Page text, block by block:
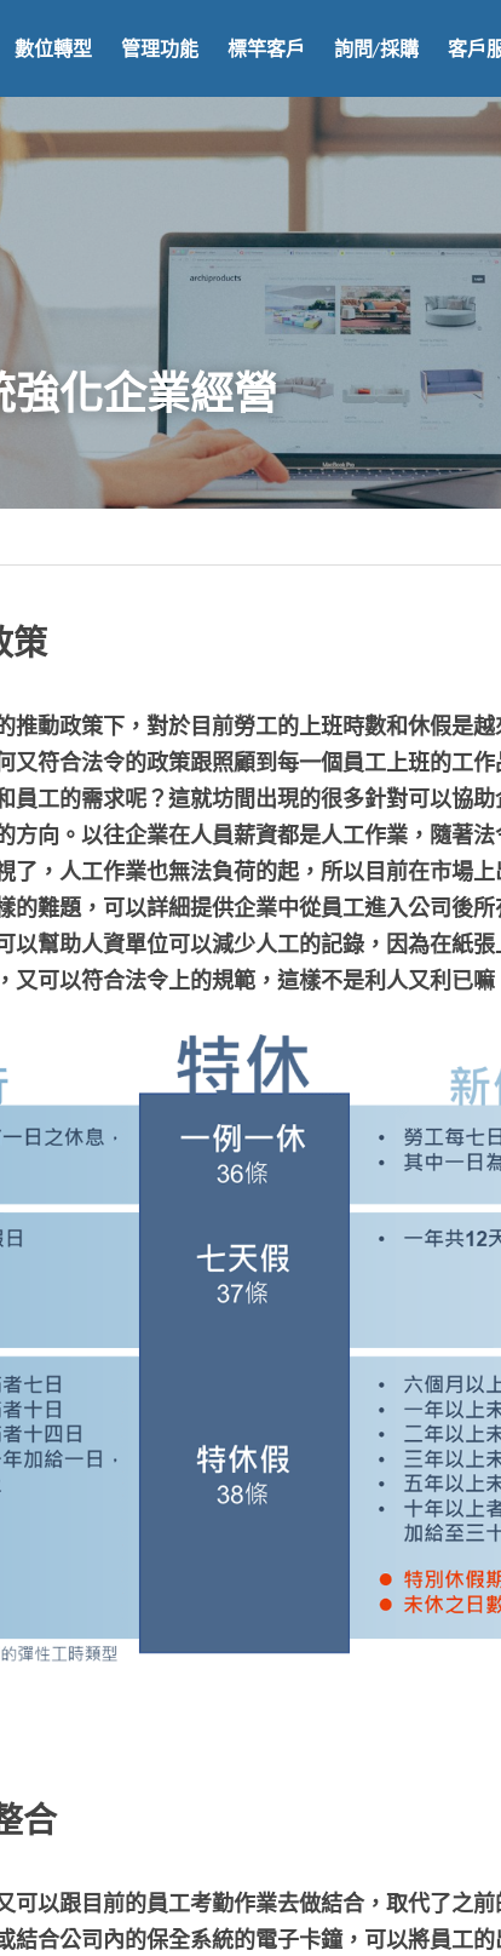
數位轉型 管理功能 標竿客戶 詢問/採購 客戶
化企業經營
策
推動政策下，對於目前勞工的上班時數和休假是
又符合法令的政策跟照顧到每一個員工上班的工
員工的需求呢？這就坊間出現的很多針對可以協
方向。以往企業在人員薪資都是人工作業，隨著
了，人工作業也無法負荷的起，所以目前在市場
的難題，可以詳細提供企業中從員工進入公司後
以幫助人資單位可以減少人工的記錄，因為在紙
又可以符合法令上的規範，這樣不是利人又利已嘛
合
可以跟目前的員工考勤作業去做結合，取代了之
結合公司內的保全系統的電子卡鐘，可以將員工